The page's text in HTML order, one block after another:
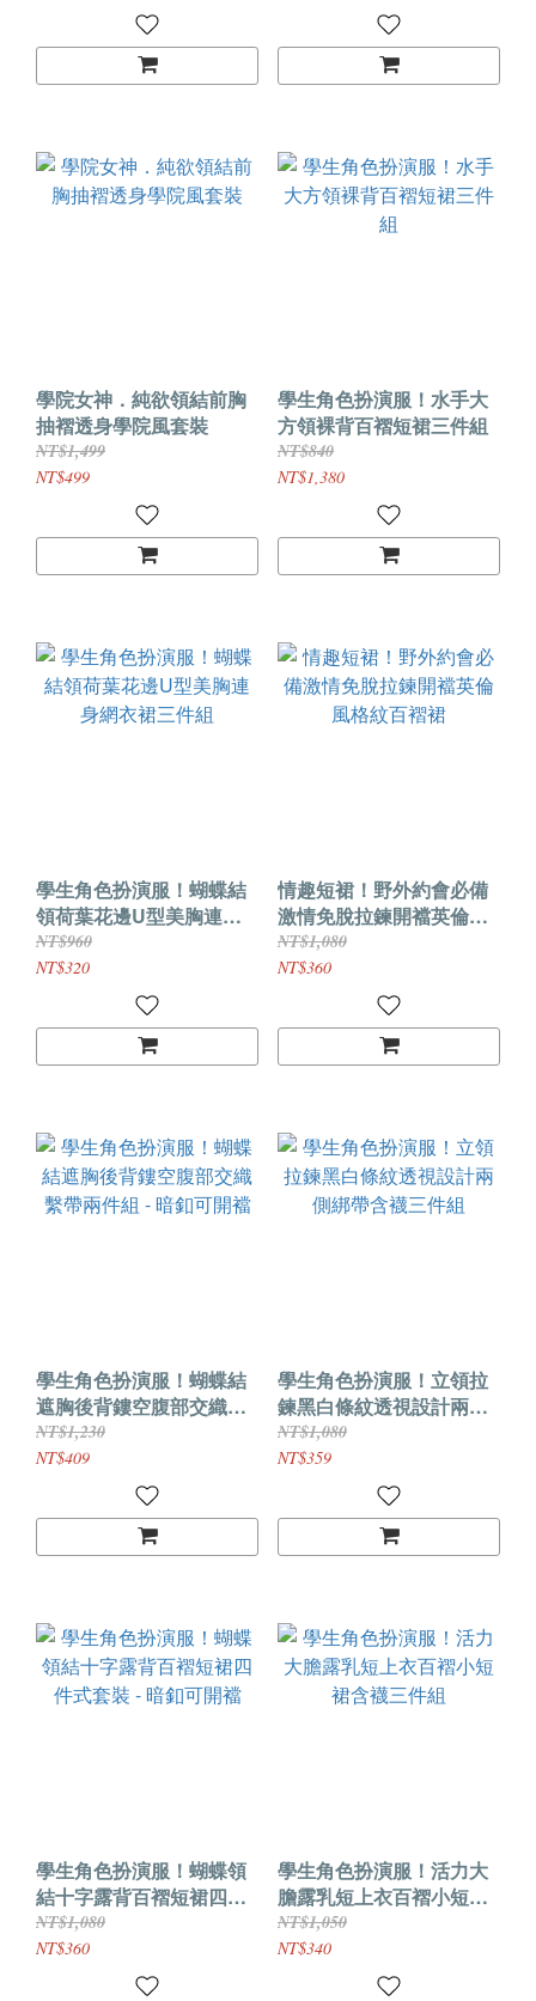
學院女神．純欲領結前胸
抽褶透身學院風套裝
NT$1,499
NT$499
學生角色扮演服！水手大
方領裸背百褶短裙三件組
NT$840
NT$1,380
學生角色扮演服！蝴蝶結
領荷葉花邊U型美胸連身
網衣裙三件組
NT$960
NT$320
情趣短裙！野外約會必備
激情免脫拉鍊開襠英倫風
格紋百褶裙
NT$1,080
NT$360
學生角色扮演服！蝴蝶結
遮胸後背鏤空腹部交織繫
帶兩件組 - 暗釦可開襠
NT$1,230
NT$409
學生角色扮演服！立領拉
鍊黑白條紋透視設計兩側
綁帶含襪三件組
NT$1,080
NT$359
學生角色扮演服！蝴蝶領
結十字露背百褶短裙四件
式套裝 - 暗釦可開襠
NT$1,080
NT$360
學生角色扮演服！活力大
膽露乳短上衣百褶小短裙
含襪三件組
NT$1,050
NT$340